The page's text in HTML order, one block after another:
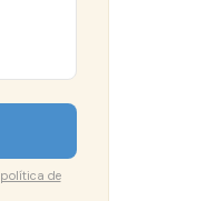
política de